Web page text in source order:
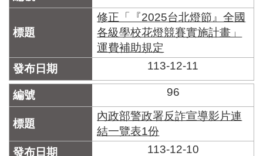
修正「『2025台北燈節』全國
各級學校花燈競賽實施計畫」
運費補助規定
113-12-11
96
內政部警政署反詐宣導影片連
結一覽表1份
113-12-10